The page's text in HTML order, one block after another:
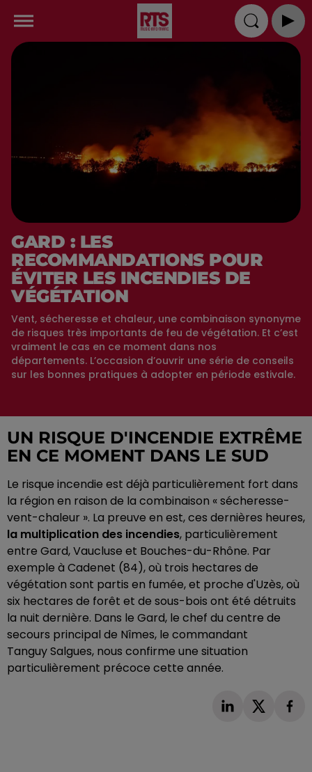
GARD : LES
RECOMMANDATIONS POUR
ÉVITER LES INCENDIES DE
VÉGÉTATION
Vent, sécheresse et chaleur, une combinaison synonyme
de risques très importants de feu de végétation. Et c’est
vraiment le cas en ce moment dans nos
départements. L’occasion d’ouvrir une série de conseils
sur les bonnes pratiques à adopter en période estivale.
UN RISQUE D'INCENDIE EXTRÊME
EN CE MOMENT DANS LE SUD
Le risque incendie est déjà particulièrement fort dans
la région en raison de la combinaison «sécheresse-
vent-chaleur ». La preuve en est, ces dernières heures,
la multiplication des incendies, particulièrement
entre Gard, Vaucluse et Bouches-du-Rhône. Par
exemple à Cadenet (84), où trois hectares de
végétation sont partis en fumée, et proche d'Uzès, où
six hectares de forêt et de sous-bois ont été détruits
la nuit dernière. Dans le Gard, le chef du centre de
secours principal de Nîmes, le commandant
TanguySalgues, nous confirme une situation
particulièrement précoce cette année.